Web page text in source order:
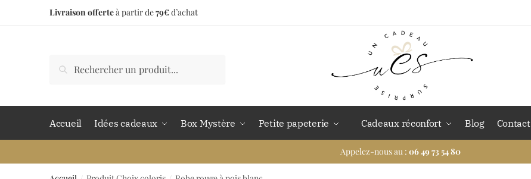
Livraison offerteà partir de79€d’achat
Accueil Idées cadeaux Box Mystère Petite papeterie Cadeaux réconfort Blog Contact
Appelez-nous au : 06 49 73 54 80